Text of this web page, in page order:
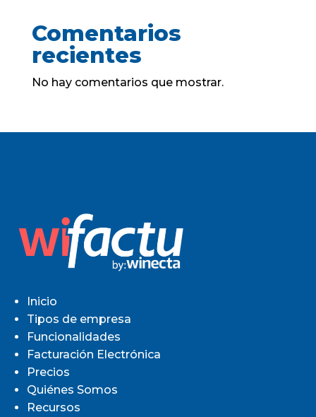
Comentarios
recientes
No hay comentarios que mostrar.
Inicio
Tipos de empresa
Funcionalidades
Facturación Electrónica
Precios
Quiénes Somos
Recursos